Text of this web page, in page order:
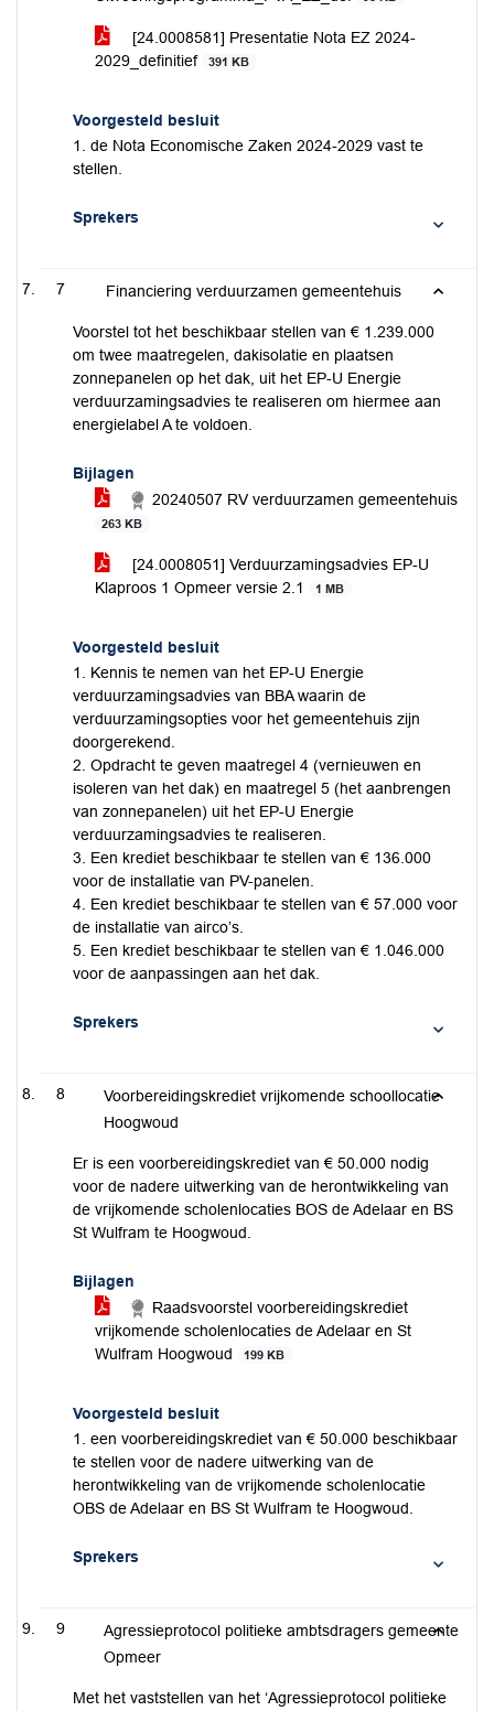
[24.0008581] Presentatie Nota EZ 2024-
2029_definitief
391 KB
Voorgesteld besluit
1. de Nota Economische Zaken 2024-2029 vast te
stellen.
Sprekers
7 Financiering verduurzamen gemeentehuis
Voorstel tot het beschikbaar stellen van € 1.239.000
om twee maatregelen, dakisolatie en plaatsen
zonnepanelen op het dak, uit het EP-U Energie
verduurzamingsadvies te realiseren om hiermee aan
energielabel A te voldoen.
Bijlagen
20240507 RV verduurzamen gemeentehuis
263 KB
[24.0008051] Verduurzamingsadvies EP-U
Klaproos 1 Opmeer versie 2.1
1 MB
Voorgesteld besluit
1. Kennis te nemen van het EP-U Energie
verduurzamingsadvies van BBA waarin de
verduurzamingsopties voor het gemeentehuis zijn
doorgerekend.
2. Opdracht te geven maatregel 4 (vernieuwen en
isoleren van het dak) en maatregel 5 (het aanbrengen
van zonnepanelen) uit het EP-U Energie
verduurzamingsadvies te realiseren.
3. Een krediet beschikbaar te stellen van € 136.000
voor de installatie van PV-panelen.
4. Een krediet beschikbaar te stellen van € 57.000 voor
de installatie van airco’s.
5. Een krediet beschikbaar te stellen van € 1.046.000
voor de aanpassingen aan het dak.
Sprekers
8
Voorbereidingskrediet vrijkomende schoollocatie
Hoogwoud
Er is een voorbereidingskrediet van € 50.000 nodig
voor de nadere uitwerking van de herontwikkeling van
de vrijkomende scholenlocaties BOS de Adelaar en BS
St Wulfram te Hoogwoud.
Bijlagen
Raadsvoorstel voorbereidingskrediet
vrijkomende scholenlocaties de Adelaar en St
Wulfram Hoogwoud
199 KB
Voorgesteld besluit
1. een voorbereidingskrediet van € 50.000 beschikbaar
te stellen voor de nadere uitwerking van de
herontwikkeling van de vrijkomende scholenlocatie
OBS de Adelaar en BS St Wulfram te Hoogwoud.
Sprekers
9
Agressieprotocol politieke ambtsdragers gemeente
Opmeer
Met het vaststellen van het ‘Agressieprotocol politieke